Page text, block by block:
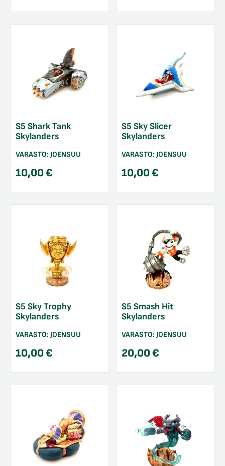
S5 Shark Tank
Skylanders
VARASTO: JOENSUU
10,00€
S5 Sky Slicer
Skylanders
VARASTO: JOENSUU
10,00€
S5 Sky Trophy
Skylanders
VARASTO: JOENSUU
10,00€
S5 Smash Hit
Skylanders
VARASTO: JOENSUU
20,00€